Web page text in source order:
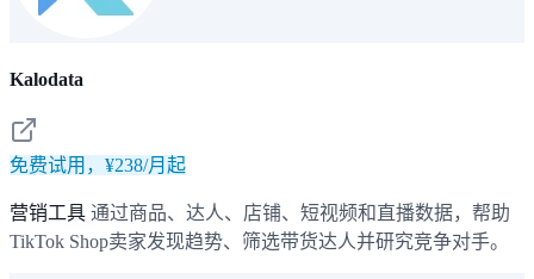
Kalodata
免费试用，¥238/月起
营销工具 通过商品、达人、店铺、短视频和直播数据，帮助
TikTok Shop卖家发现趋势、筛选带货达人并研究竞争对手。